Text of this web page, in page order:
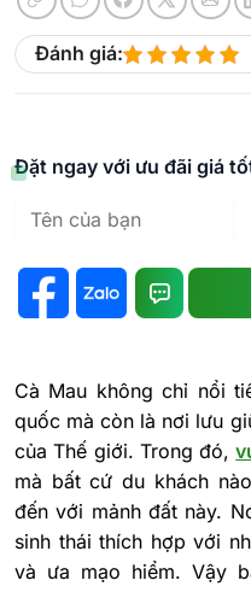
Đánh giá:
Đặt ngay với ưu đãi giá
Cà Mau không chỉ nổi
quốc mà còn là nơi lưu
của Thế giới. Trong đó,
mà bất cứ du khách
đến với mảnh đất này.
sinh thái thích hợp với
và ưa mạo hiểm. Vậy